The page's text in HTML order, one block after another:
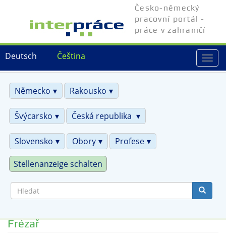
hlavnímu
Čeština
Deutsch
Česko-německý
pracovní portál -
práce v zahraničí
Německo
Rakousko
Švýcarsko Česká republika
Slovensko Obory Profese
Stellenanzeige schalten
Frézař